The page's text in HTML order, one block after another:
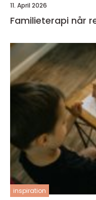
11. April 2026
inspiration